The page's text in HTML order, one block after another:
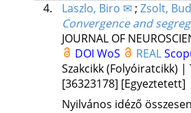
4.
Laszlo, Biro ✉ ; Zsolt,
Convergence and
JOURNAL OF
DOI WoS REAL
Szakcikk (Folyóiratcikk)
[36323178] [Egyeztetett]
Nyilvános idéző